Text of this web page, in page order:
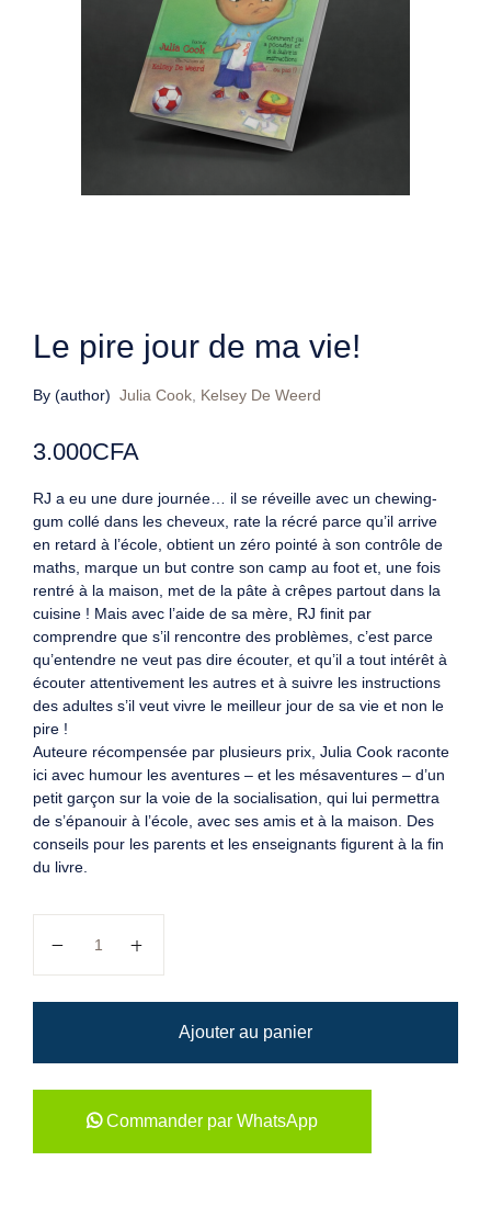
Le pire jour de ma vie!
By (author) Julia Cook Kelsey De Weerd
3.000CFA
RJ a eu une dure journée… il se réveille avec un chewing-
gum collé dans les cheveux, rate la récré parce qu’il arrive
en retard à l’école, obtient un zéro pointé à son contrôle de
maths, marque un but contre son camp au foot et, une fois
rentré à la maison, met de la pâte à crêpes partout dans la
cuisine ! Mais avec l’aide de sa mère, RJ finit par
comprendre que s’il rencontre des problèmes, c’est parce
qu’entendre ne veut pas dire écouter, et qu’il a tout intérêt à
écouter attentivement les autres et à suivre les instructions
des adultes s’il veut vivre le meilleur jour de sa vie et non le
pire !
Auteure récompensée par plusieurs prix, Julia Cook raconte
ici avec humour les aventures – et les mésaventures – d’un
petit garçon sur la voie de la socialisation, qui lui permettra
de s’épanouir à l’école, avec ses amis et à la maison. Des
conseils pour les parents et les enseignants figurent à la fin
du livre.
Ajouter au panier
Commander par WhatsApp